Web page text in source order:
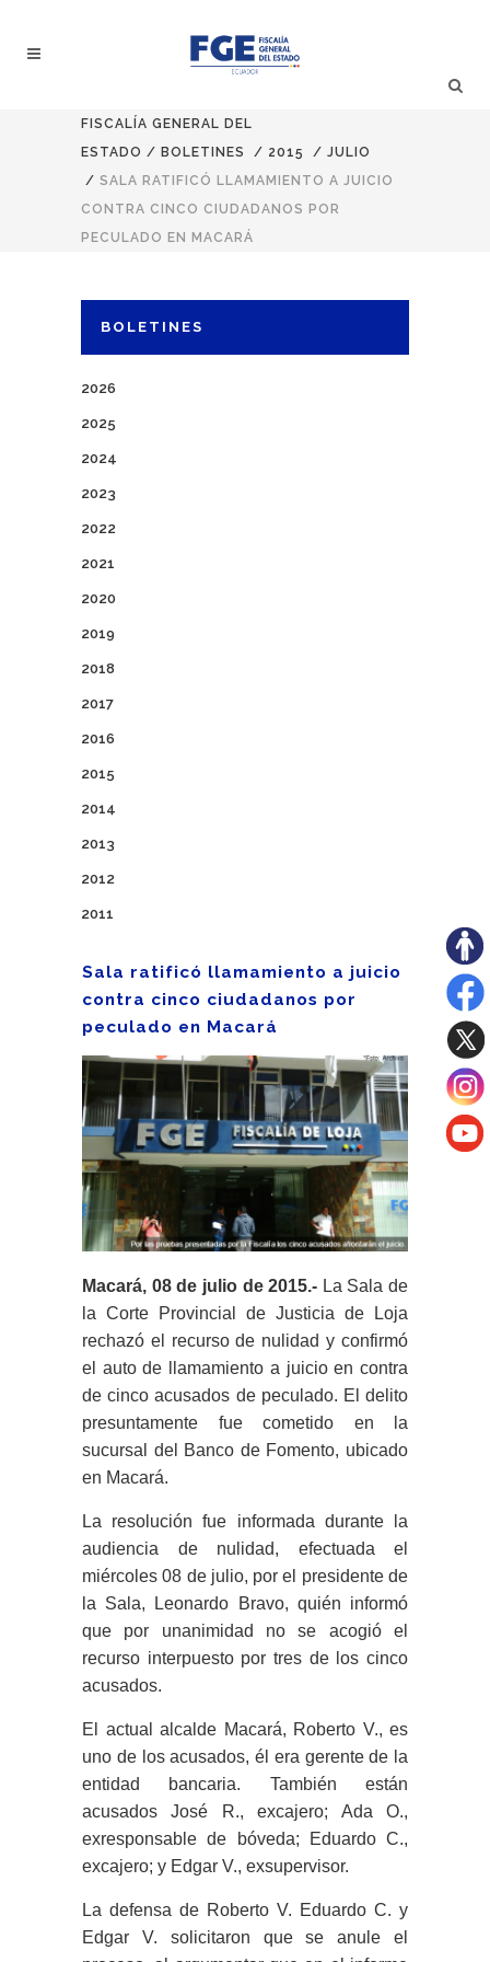
FISCALÍA GENERAL DEL
ESTADO / BOLETINES / 2015 / JULIO
/ SALA RATIFICÓ LLAMAMIENTO A JUICIO
CONTRA CINCO CIUDADANOS POR
PECULADO EN MACARÁ
BOLETINES
2026
2025
2024
2023
2022
2021
2020
2019
2018
2017
2016
2015
2014
2013
2012
2011
Sala ratificó llamamiento a juicio
contra cinco ciudadanos por
peculado en Macará
Macará, 08 de julio de 2015.- La Sala de
la Corte Provincial de Justicia de Loja
rechazó el recurso de nulidad y confirmó
el auto de llamamiento a juicio en contra
de cinco acusados de peculado. El delito
presuntamente fue cometido en la
sucursal del Banco de Fomento, ubicado
en Macará.
La resolución fue informada durante la
audiencia de nulidad, efectuada el
miércoles 08 de julio, por el presidente de
la Sala, Leonardo Bravo, quién informó
que por unanimidad no se acogió el
recurso interpuesto por tres de los cinco
acusados.
El actual alcalde Macará, Roberto V., es
uno de los acusados, él era gerente de la
entidad bancaria. También están
acusados José R., excajero; Ada O.,
exresponsable de bóveda; Eduardo C.,
excajero; y Edgar V., exsupervisor.
La defensa de Roberto V. Eduardo C. y
Edgar V. solicitaron que se anule el